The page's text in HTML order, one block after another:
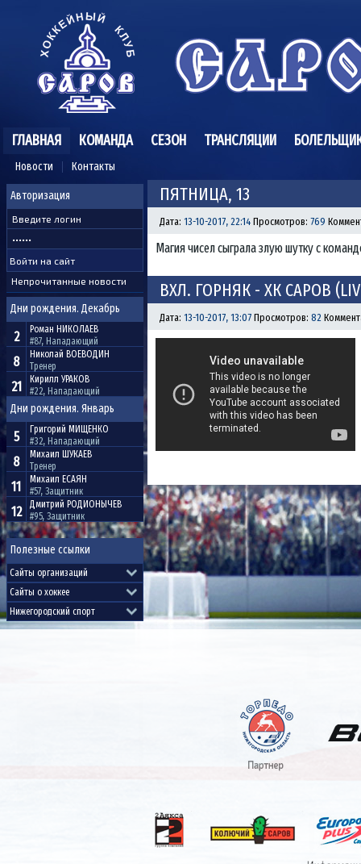
ГЛАВНАЯ
Новости Контакты
КОМАНДА СЕЗОН ТРАНСЛЯЦИИ
Авторизация
Непрочитанные новости
Дни рождения. Декабрь
2 Роман НИКОЛАЕВ
#87, Нападающий
8 Николай ВОЕВОДИН
Тренер
21 Кирилл УРАКОВ
#22, Нападающий
Дни рождения. Январь
5 Григорий МИЩЕНКО
#32, Нападающий
8 Михаил ШУКАЕВ
Тренер
11 Михаил ЕСАЯН
#57, Защитник
12 Дмитрий РОДИОНЫЧЕВ
#95, Защитник
Полезные ссылки
ПЯТНИЦА, 13
Дата: 13-10-2017, 22:14 Просмотров: 769
Магия чисел сыграла злую шутку с
ВХЛ. ГОРНЯК - ХК САРОВ
Дата: 13-10-2017, 13:07 Просмотров: 82